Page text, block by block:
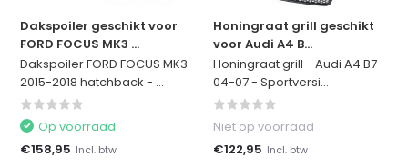
Dakspoiler geschikt voor
FORD FOCUS MK3 ...
Dakspoiler FORD FOCUS MK3
2015-2018 hatchback - ...
Op voorraad
€158,95 Incl. btw
Honingraat grill geschikt
voor Audi A4 B...
Honingraat grill - Audi A4 B7
04-07 - Sportversi...
Niet op voorraad
€122,95 Incl. btw